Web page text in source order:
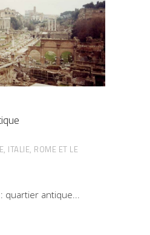
, ITALIE, ROME ET LE
quartier antique